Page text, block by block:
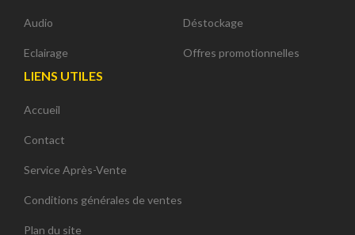
Audio
Eclairage
Déstockage
Offres promotionnelles
LIENS UTILES
Accueil
Contact
Service Après-Vente
Conditions générales de ventes
Plan du site